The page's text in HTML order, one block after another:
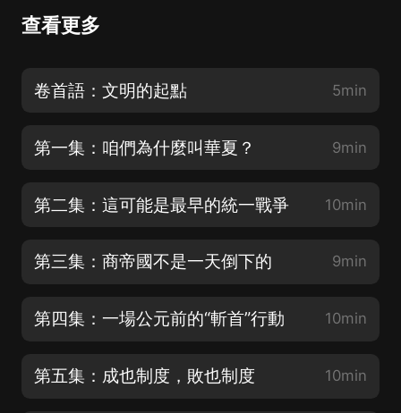
查看更多
卷首語：文明的起點 5min
第一集：咱們為什麼叫華夏？ 9min
第二集：這可能是最早的統一戰爭 10min
第三集：商帝國不是一天倒下的 9min
第四集：一場公元前的“斬首”行動 10min
第五集：成也制度，敗也制度 10min